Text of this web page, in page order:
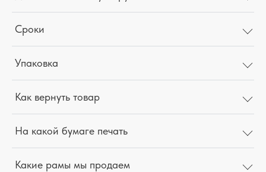
Сроки
Упаковка
Как вернуть товар
На какой бумаге печать
Какие рамы мы продаем